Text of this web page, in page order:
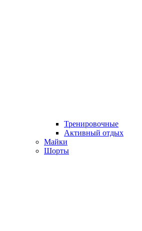
Тренировочные
Активный отдых
Майки
Шорты